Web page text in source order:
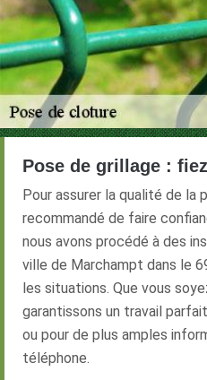
Pose de grillage :
Pour assurer la qualité de la
recommandé de faire
nous avons procédé à des
ville de Marchampt dans le
les situations. Que vous
garantissons un travail
ou pour de plus amples
téléphone.